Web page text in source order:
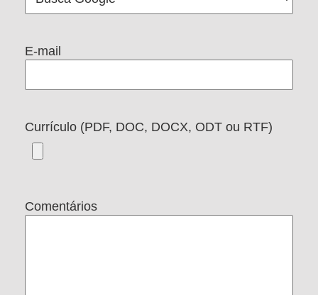
E-mail
Currículo (PDF, DOC, DOCX, ODT ou RTF)
Comentários